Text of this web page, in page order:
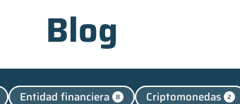
Blog
Entidad financiera 8 Criptomonedas 2